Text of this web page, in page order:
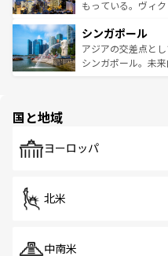
が旅行者を迎えて
参照してほしい。
いビーチでリゾー
激する。気候は一
が待っている。親
た文化、そして多
もっている。ヴィ
み、どこを訪れて
ており、効率よく
うな絶景から文化
シンガポール
アジアの交差点と
シンガポール。未
で、ホーカーズは
国と地域
ヨーロッパ
北米
中南米